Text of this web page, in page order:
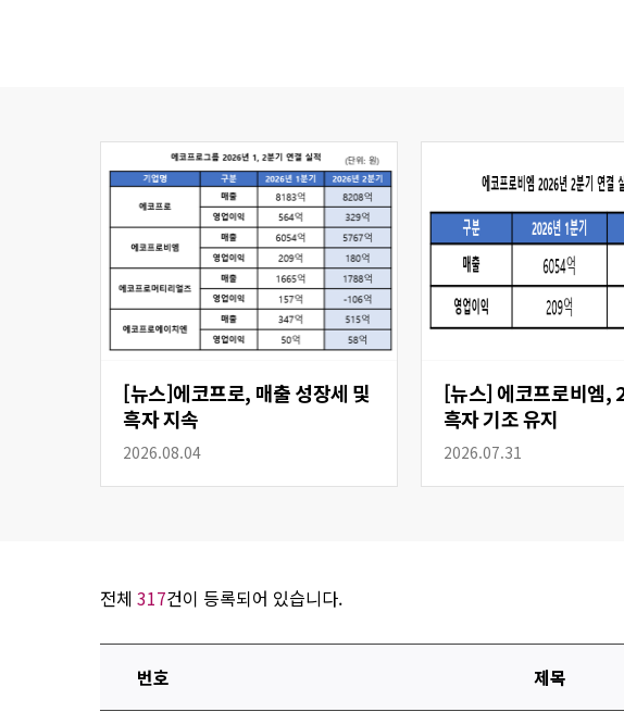
[뉴스]에코프로, 매출 성장세 및
흑자 지속
2026.08.04
[뉴스] 에코프로비엠, 2분기
흑자 기조 유지
2026.07.31
전체 317건이 등록되어 있습니다.
번호 제목